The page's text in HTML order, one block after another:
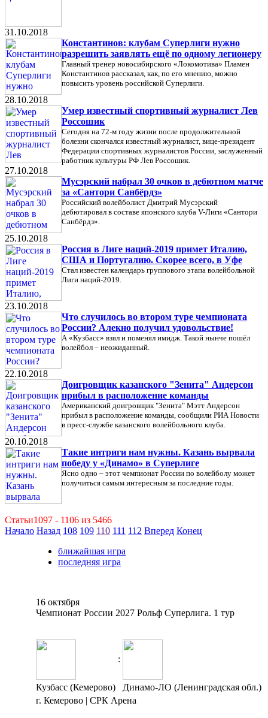
31.10.2018
Константинов: клубам Суперлиги нужно
разрешить заявлять ещё по одному легионеру
Главный тренер новосибирского «Локомотива» Пламен
Константинов рассказал, как, по его мнению, можно
повысить уровень российской Суперлиги.
28.10.2018
Умер известный спортивный журналист Лев
Россошик
Сегодня на 72-м году жизни после продолжительной
болезни скончался известный журналист, вице-президент
Федерации спортивных журналистов России, заслуженный
работник культуры РФ Лев Россошик.
27.10.2018
Мусэрский набрал 30 очков в дебютном матче
за «Сантори Санбёрдз»
Российский волейболист Дмитрий Мусэрский
дебютировал в составе японского клуба V-Лиги «Сантори
Санбёрдз».
25.10.2018
Россия в Лиге наций-2019 примет Италию,
США и Португалию. Скорее всего, в Уфе
Стал известен календарь группового этапа волейбольной
Лиги наций-2019.
23.10.2018
Что случилось во втором туре чемпионата
России? Алекно получил удовольствие!
А «Кузбасс» взял и поменял имидж. Такой нынче пошёл
волейбол – неожиданный.
22.10.2018
Доигровщик казанского "Зенита" Андерсон
прибыл в расположение команды
Американский доигровщик "Зенита" Мэтт Андерсон
прибыл в расположение команды, сообщили РИА Новости
в пресс-службе казанского волейбольного клуба.
20.10.2018
Такие интриги нам нужны. Казань вырвала
победу у «Динамо» в Суперлиге
Ясно одно – этот чемпионат России по волейболу может
получиться самым интересным за последние годы.
Статьи1097 - 1106 из 5466
Начало Назад 108 109 110 111 112 Вперед Конец
ближайшая игра
последняя игра
16 октября
Чемпионат России 2027 Рольф Суперлига. 1 тур
:
Кузбасс (Кемерово)
Динамо-ЛО (Ленинградская обл.)
г. Кемерово | СРК Арена